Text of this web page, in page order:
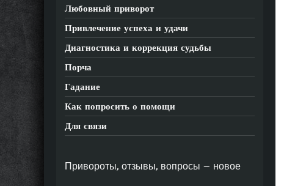
Любовный приворот
Привлечение успеха и удачи
Диагностика и коррекция судьбы
Порча
Гадание
Как попросить о помощи
Для связи
Привороты, отзывы, вопросы — новое